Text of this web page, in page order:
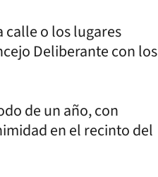
calle o los lugares
Deliberante con los
de un año, con
en el recinto del